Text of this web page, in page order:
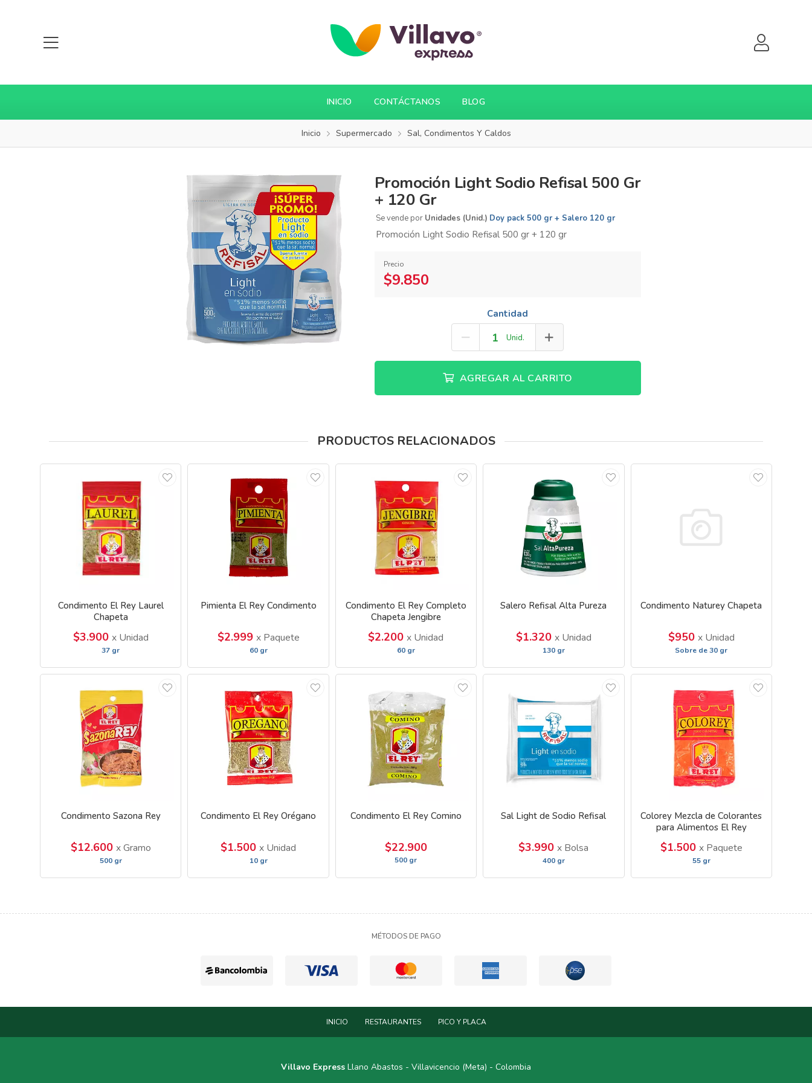
INICIO CONTÁCTANOS BLOG
Inicio Supermercado Sal, Condimentos Y Caldos
Promoción Light Sodio Refisal 500 Gr
+ 120 Gr
Se vende por Unidades (Unid.) Doy pack 500 gr + Salero 120 gr
Promoción Light Sodio Refisal 500 gr + 120 gr
Precio
$9.850
Cantidad
Unid.
AGREGAR AL CARRITO
PRODUCTOS RELACIONADOS
Condimento El Rey Laurel
Chapeta
$3.900 x Unidad
37 gr
Pimienta El Rey Condimento
$2.999 x Paquete
60 gr
Condimento El Rey Completo
Chapeta Jengibre
$2.200x Unidad
60 gr
Salero Refisal Alta Pureza
$1.320 x Unidad
130 gr
Condimento Naturey Chapeta
$950 x Unidad
Sobre de 30 gr
Condimento Sazona Rey
$12.600 x Gramo
500 gr
Condimento El Rey Orégano
$1.500x Unidad
10 gr
Condimento El Rey Comino
$22.900
500 gr
Sal Light de Sodio Refisal
$3.990x Bolsa
400 gr
Colorey Mezcla de Colorantes
para Alimentos El Rey
$1.500 x Paquete
55 gr
MÉTODOS DE PAGO
INICIO RESTAURANTES PICO Y PLACA
Villavo Express Llano Abastos - Villavicencio (Meta) - Colombia